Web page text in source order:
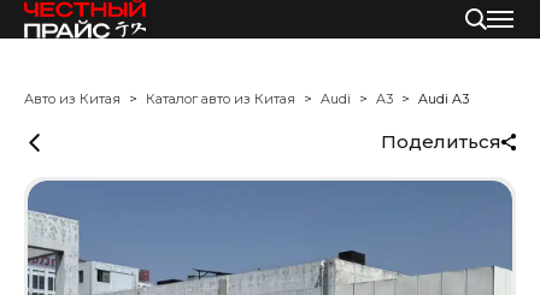
Авто из Китая Каталог авто из Китая Audi A3 Audi A3
Поделиться